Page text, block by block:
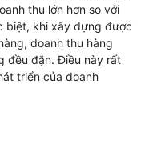
thu lớn hơn so với
biệt, khi xây dựng được
doanh thu hàng
đều đặn. Điều này rất
triển của doanh